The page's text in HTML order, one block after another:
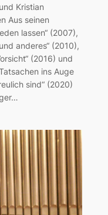
Kristian
Aus seinen
lassen“ (2007),
anderes“ (2010),
(2016) und
ins Auge
sind“ (2020)